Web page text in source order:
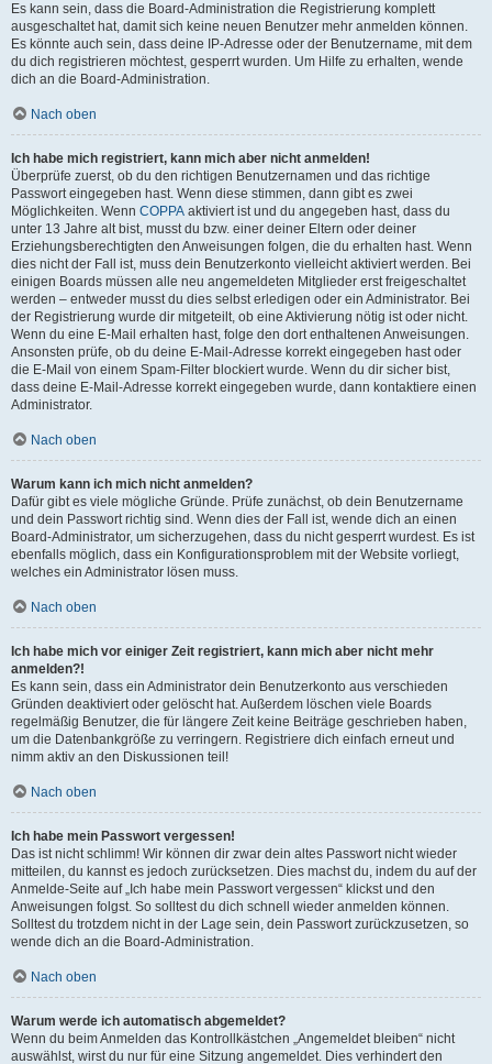
Es kann sein, dass die Board-Administration die Registrierung komplett
ausgeschaltet hat, damit sich keine neuen Benutzer mehr anmelden können.
Es könnte auch sein, dass deine IP-Adresse oder der Benutzername, mit dem
du dich registrieren möchtest, gesperrt wurden. Um Hilfe zu erhalten, wende
dich an die Board-Administration.
Nach oben
Ich habe mich registriert, kann mich aber nicht anmelden!
Überprüfe zuerst, ob du den richtigen Benutzernamen und das richtige
Passwort eingegeben hast. Wenn diese stimmen, dann gibt es zwei
Möglichkeiten. Wenn COPPA aktiviert ist und du angegeben hast, dass du
unter 13 Jahre alt bist, musst du bzw. einer deiner Eltern oder deiner
Erziehungsberechtigten den Anweisungen folgen, die du erhalten hast. Wenn
dies nicht der Fall ist, muss dein Benutzerkonto vielleicht aktiviert werden. Bei
einigen Boards müssen alle neu angemeldeten Mitglieder erst freigeschaltet
werden – entweder musst du dies selbst erledigen oder ein Administrator. Bei
der Registrierung wurde dir mitgeteilt, ob eine Aktivierung nötig ist oder nicht.
Wenn du eine E-Mail erhalten hast, folge den dort enthaltenen Anweisungen.
Ansonsten prüfe, ob du deine E-Mail-Adresse korrekt eingegeben hast oder
die E-Mail von einem Spam-Filter blockiert wurde. Wenn du dir sicher bist,
dass deine E-Mail-Adresse korrekt eingegeben wurde, dann kontaktiere einen
Administrator.
Nach oben
Warum kann ich mich nicht anmelden?
Dafür gibt es viele mögliche Gründe. Prüfe zunächst, ob dein Benutzername
und dein Passwort richtig sind. Wenn dies der Fall ist, wende dich an einen
Board-Administrator, um sicherzugehen, dass du nicht gesperrt wurdest. Es ist
ebenfalls möglich, dass ein Konfigurationsproblem mit der Website vorliegt,
welches ein Administrator lösen muss.
Nach oben
Ich habe mich vor einiger Zeit registriert, kann mich aber nicht mehr
anmelden?!
Es kann sein, dass ein Administrator dein Benutzerkonto aus verschieden
Gründen deaktiviert oder gelöscht hat. Außerdem löschen viele Boards
regelmäßig Benutzer, die für längere Zeit keine Beiträge geschrieben haben,
um die Datenbankgröße zu verringern. Registriere dich einfach erneut und
nimm aktiv an den Diskussionen teil!
Nach oben
Ich habe mein Passwort vergessen!
Das ist nicht schlimm! Wir können dir zwar dein altes Passwort nicht wieder
mitteilen, du kannst es jedoch zurücksetzen. Dies machst du, indem du auf der
Anmelde-Seite auf „Ich habe mein Passwort vergessen“ klickst und den
Anweisungen folgst. So solltest du dich schnell wieder anmelden können.
Solltest du trotzdem nicht in der Lage sein, dein Passwort zurückzusetzen, so
wende dich an die Board-Administration.
Nach oben
Warum werde ich automatisch abgemeldet?
Wenn du beim Anmelden das Kontrollkästchen „Angemeldet bleiben“ nicht
auswählst, wirst du nur für eine Sitzung angemeldet. Dies verhindert den